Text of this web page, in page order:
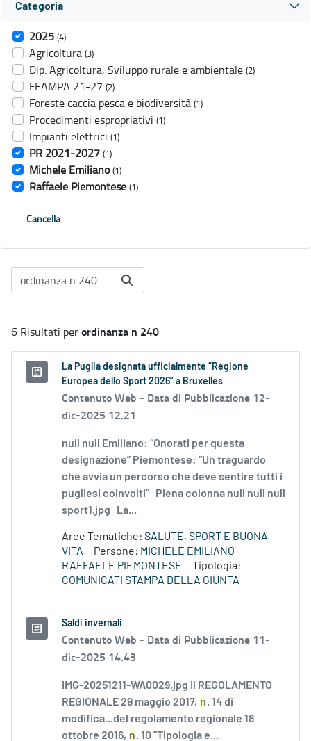
Categoria
2025 (4)
Agricoltura (3)
Dip. Agricoltura, Sviluppo rurale e ambientale (2)
FEAMPA 21-27 (2)
Foreste caccia pesca e biodiversità (1)
Procedimenti espropriativi (1)
Impianti elettrici (1)
PR 2021-2027 (1)
Michele Emiliano (1)
Raffaele Piemontese (1)
Cancella
6 Risultati perordinanza n 240
La Puglia designata ufficialmente “Regione
Europea dello Sport 2026” a Bruxelles
Contenuto Web - Data di Pubblicazione 12-
dic-2025 12.21
null null Emiliano: “Onorati per questa
designazione” Piemontese: “Un traguardo
che avvia un percorso che deve sentire tutti i
pugliesi coinvolti” Piena colonna null null null
sport1.jpg La...
Aree Tematiche: SALUTE, SPORT E BUONA
VITA
Persone: MICHELE EMILIANO
RAFFAELE PIEMONTESE
Tipologia:
COMUNICATI STAMPA DELLA GIUNTA
Saldi invernali
Contenuto Web - Data di Pubblicazione 11-
dic-2025 14.43
IMG-20251211-WA0029.jpg Il REGOLAMENTO
REGIONALE 29 maggio 2017, n. 14 di
modifica...del regolamento regionale 18
ottobre 2016, n. 10 "Tipologia e...